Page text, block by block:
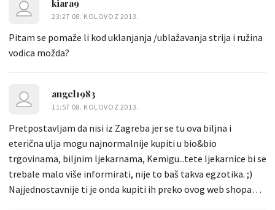
kiara9
23:27 08. KOLOVOZ 2013.
Pitam se pomaže li kod uklanjanja /ublažavanja strija i ružina
vodica možda?
angel1983
11:57 08. KOLOVOZ 2013.
Pretpostavljam da nisi iz Zagreba jer se tu ova biljna i
eterična ulja mogu najnormalnije kupiti u bio&bio
trgovinama, biljnim ljekarnama, Kemigu...tete ljekarnice bi se
trebale malo više informirati, nije to baš takva egzotika. ;)
Najjednostavnije ti je onda kupiti ih preko ovog web shopa